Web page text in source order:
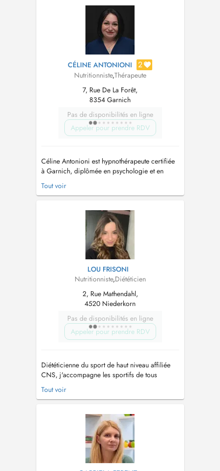
mieux comprendre ce qu'ils consomment. Je t
accompagne dans le choix des al...
CÉLINE ANTONIONI 2
Nutritionniste,Thérapeute
7, Rue De La Forêt,
8354 Garnich
Pas de disponibilités en ligne
Appeler pour prendre RDV
Céline Antonioni est hypnothérapeute certifiée
à Garnich, diplômée en psychologie et en
coaching, spécialisée en psycho-traumatisme,
gestion du poids et neuro-atypie. Elle propose
bienveillant, respectueux de la singularité de
chacun. Son approche intégrative ass...
Tout voir
LOU FRISONI
Nutritionniste,Diététicien
2, Rue Mathendahl,
4520 Niederkorn
Pas de disponibilités en ligne
Appeler pour prendre RDV
Diététicienne du sport de haut niveau affiliée
CNS, j'accompagne les sportifs de tous
niveaux dans l'optimisation de leurs
performances, de leur récupération et de leur
charge nutritionnelle personnalisée. Bien que
spécialisée dans la nutrition sportive...
Tout voir